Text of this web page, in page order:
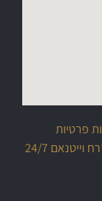
פרטיות
© כל הזכויות שמורות סוכנות נסיעות למזרח וייטנאם 24/7